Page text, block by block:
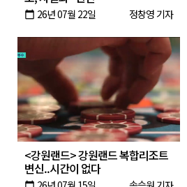
calendar_today 26년 07월 22일 정창영 기자
<강원랜드> 강원랜드 복합리조트
변신..시간이 없다